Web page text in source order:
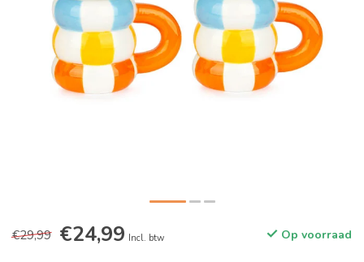
€29,99 €24,99 Incl. btw Op voorraad